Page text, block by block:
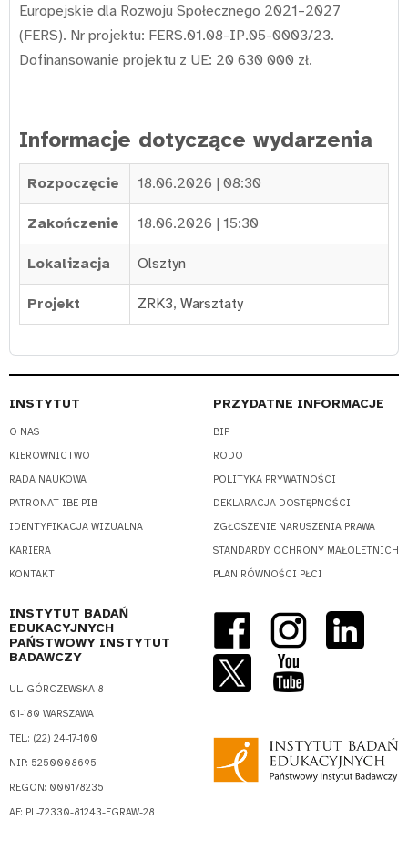
Europejskie dla Rozwoju Społecznego 2021–2027
(FERS). Nr projektu: FERS.01.08-IP.05-0003/23.
Dofinansowanie projektu z UE: 20 630 000 zł.
Informacje dotyczące wydarzenia
Rozpoczęcie 18.06.2026 | 08:30
Zakończenie 18.06.2026 | 15:30
Lokalizacja Olsztyn
Projekt ZRK3, Warsztaty
INSTYTUT
O NAS
KIEROWNICTWO
RADA NAUKOWA
PATRONAT IBE PIB
IDENTYFIKACJA WIZUALNA
KARIERA
KONTAKT
PRZYDATNE INFORMACJE
BIP
RODO
POLITYKA PRYWATNOŚCI
DEKLARACJA DOSTĘPNOŚCI
ZGŁOSZENIE NARUSZENIA PRAWA
STANDARDY OCHRONY MAŁOLETNICH
PLAN RÓWNOŚCI PŁCI
INSTYTUT BADAŃ
EDUKACYJNYCH
PAŃSTWOWY INSTYTUT
BADAWCZY
UL. GÓRCZEWSKA 8
01-180 WARSZAWA
TEL.: (22) 24-17-100
NIP: 5250008695
REGON: 000178235
AE: PL-72330-81243-EGRAW-28